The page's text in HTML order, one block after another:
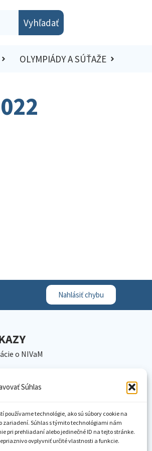
Súhlas
používame technológie, ako sú súbory cookie na
Súhlas s týmito technológiami nám
pri prehliadaní alebo jedinečné ID na tejto stránke.
ovplyvniť určité vlastnosti a funkcie.
Vyhľadať
OLYMPIÁDY A SÚŤAŽE
Nahlásiť chybu
o NIVaM